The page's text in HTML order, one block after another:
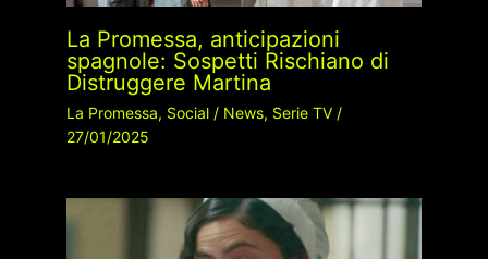
La Promessa, anticipazioni
spagnole: Sospetti Rischiano di
Distruggere Martina
La Promessa, Social/ News, Serie TV/
27/01/2025